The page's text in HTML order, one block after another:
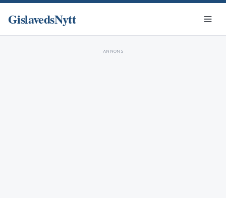
GislavedsNytt
ANNONS